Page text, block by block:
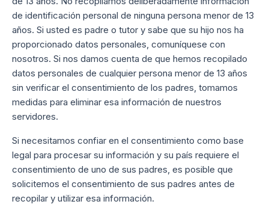
de identificación personal de ninguna persona menor de 13
años. Si usted es padre o tutor y sabe que su hijo nos ha
proporcionado datos personales, comuníquese con
nosotros. Si nos damos cuenta de que hemos recopilado
datos personales de cualquier persona menor de 13 años
sin verificar el consentimiento de los padres, tomamos
medidas para eliminar esa información de nuestros
servidores.
Si necesitamos confiar en el consentimiento como base
legal para procesar su información y su país requiere el
consentimiento de uno de sus padres, es posible que
solicitemos el consentimiento de sus padres antes de
recopilar y utilizar esa información.